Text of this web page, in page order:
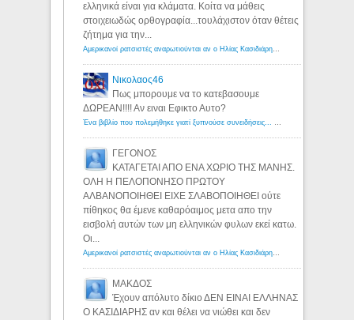
ελληνικά είναι για κλάματα. Κοίτα να μάθεις
στοιχειωδώς ορθογραφία...τουλάχιστον όταν θέτεις
ζήτημα για την...
Αμερικανοί ρατσιστές αναρωτιούνται αν ο Ηλίας Κασιδιάρης ανήκει στη λευκή φυλή... - Λόγιος Ερμής
Νικολαος46
Πως μπορουμε να το κατεβασουμε
ΔΩΡΕΑΝ!!!! Αν ειναι Εφικτο Αυτο?
Ένα βιβλίο που πολεμήθηκε γιατί ξυπνούσε συνειδήσεις... - Λόγιος Ερμής | Η γνώση ξεκινάει με την αναζήτηση...
ΓΕΓΟΝΟΣ
ΚΑΤΑΓΕΤΑΙ ΑΠΟ ΕΝΑ ΧΩΡΙΟ ΤΗΣ ΜΑΝΗΣ.
ΟΛΗ Η ΠΕΛΟΠΟΝΗΣΟ ΠΡΩΤΟΥ
ΑΛΒΑΝΟΠΟΙΗΘΕΙ ΕΙΧΕ ΣΛΑΒΟΠΟΙΗΘΕΙ ούτε
πίθηκος θα έμενε καθαρόαιμος μετα απο την
εισβολή αυτών των μη ελληνικών φυλων εκεί κατω.
Οι...
Αμερικανοί ρατσιστές αναρωτιούνται αν ο Ηλίας Κασιδιάρης ανήκει στη λευκή φυλή... - Λόγιος Ερμής
ΜΑΚΔΟΣ
Έχουν απόλυτο δίκιο ΔΕΝ ΕΙΝΑΙ ΕΛΛΗΝΑΣ
Ο ΚΑΣΙΔΙΑΡΗΣ αν και θέλει να νιώθει και δεν